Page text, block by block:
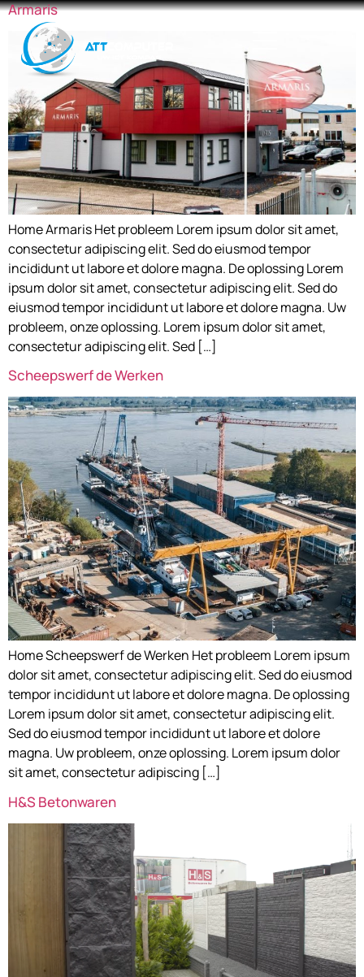
Armaris
Home Armaris Het probleem Lorem ipsum dolor sit amet,
consectetur adipiscing elit. Sed do eiusmod tempor
incididunt ut labore et dolore magna. De oplossing Lorem
ipsum dolor sit amet, consectetur adipiscing elit. Sed do
eiusmod tempor incididunt ut labore et dolore magna. Uw
probleem, onze oplossing. Lorem ipsum dolor sit amet,
consectetur adipiscing elit. Sed […]
Scheepswerf de Werken
Home Scheepswerf de Werken Het probleem Lorem ipsum
dolor sit amet, consectetur adipiscing elit. Sed do eiusmod
tempor incididunt ut labore et dolore magna. De oplossing
Lorem ipsum dolor sit amet, consectetur adipiscing elit.
Sed do eiusmod tempor incididunt ut labore et dolore
magna. Uw probleem, onze oplossing. Lorem ipsum dolor
sit amet, consectetur adipiscing […]
H&S Betonwaren